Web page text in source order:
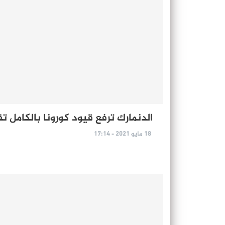
الدنمارك ترفع قيود كورونا بالكامل
18 مايو 2021 - 17:14